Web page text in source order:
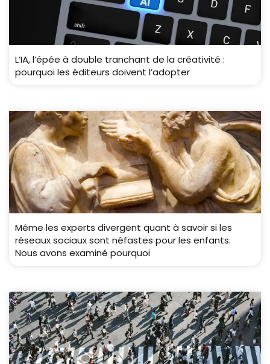
L’IA, l’épée à double tranchant de la créativité :
pourquoi les éditeurs doivent l’adopter
Même les experts divergent quant à savoir si les
réseaux sociaux sont néfastes pour les enfants.
Nous avons examiné pourquoi